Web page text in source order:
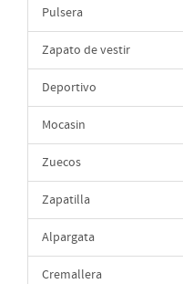
Pulsera
Zapato de vestir
Deportivo
Mocasin
Zuecos
Zapatilla
Alpargata
Cremallera